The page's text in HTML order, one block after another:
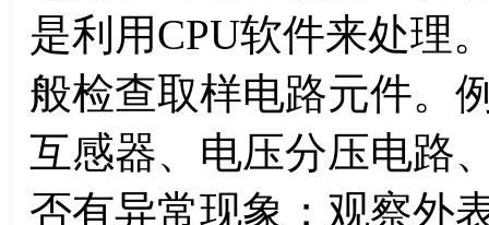
是利用CPU软件来处理
般检查取样电路元件。
互感器、电压分压电路
否有异常现象；观察外